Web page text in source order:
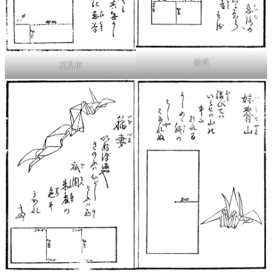
花見車 拾餌